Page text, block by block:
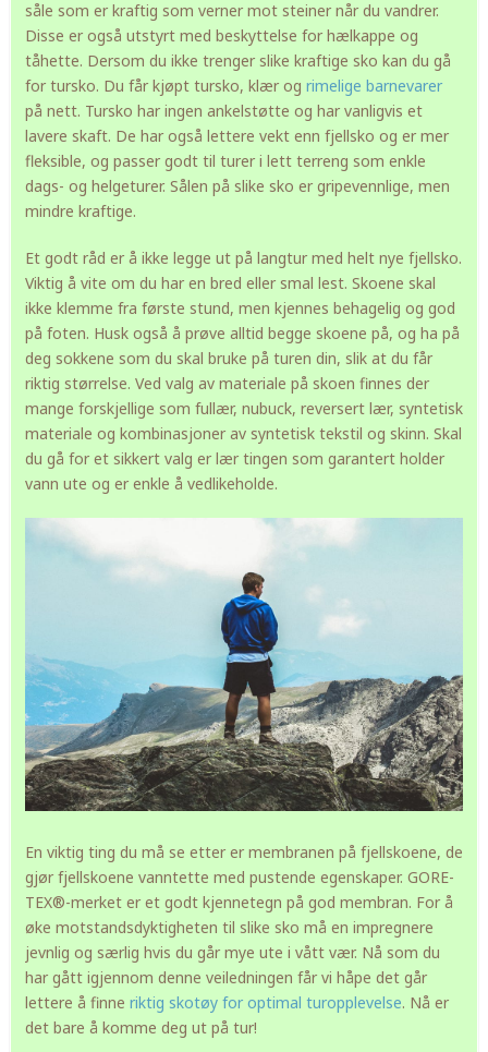
såle som er kraftig som verner mot steiner når du vandrer.
Disse er også utstyrt med beskyttelse for hælkappe og
tåhette. Dersom du ikke trenger slike kraftige sko kan du gå
for tursko. Du får kjøpt tursko, klær og rimelige barnevarer
på nett. Tursko har ingen ankelstøtte og har vanligvis et
lavere skaft. De har også lettere vekt enn fjellsko og er mer
fleksible, og passer godt til turer i lett terreng som enkle
dags- og helgeturer. Sålen på slike sko er gripevennlige, men
mindre kraftige.
Et godt råd er å ikke legge ut på langtur med helt nye fjellsko.
Viktig å vite om du har en bred eller smal lest. Skoene skal
ikke klemme fra første stund, men kjennes behagelig og god
på foten. Husk også å prøve alltid begge skoene på, og ha på
deg sokkene som du skal bruke på turen din, slik at du får
riktig størrelse. Ved valg av materiale på skoen finnes der
mange forskjellige som fullær, nubuck, reversert lær, syntetisk
materiale og kombinasjoner av syntetisk tekstil og skinn. Skal
du gå for et sikkert valg er lær tingen som garantert holder
vann ute og er enkle å vedlikeholde.
En viktig ting du må se etter er membranen på fjellskoene, de
gjør fjellskoene vanntette med pustende egenskaper. GORE-
TEX®-merket er et godt kjennetegn på god membran. For å
øke motstandsdyktigheten til slike sko må en impregnere
jevnlig og særlig hvis du går mye ute i vått vær. Nå som du
har gått igjennom denne veiledningen får vi håpe det går
lettere å finne riktig skotøy for optimal turopplevelse. Nå er
det bare å komme deg ut på tur!